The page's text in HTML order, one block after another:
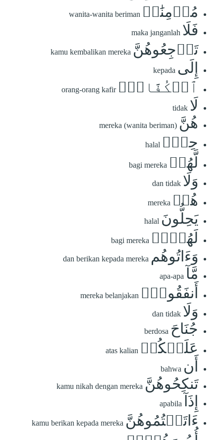
مُؤۡمِنَٰتٖ wanita-wanita beriman
فَلَا maka janganlah
تَرۡجِعُوهُنَّ kamu kembalikan mereka
إِلَى kepada
ٱلۡكُفَّارِۖ orang-orang kafir
لَا tidak
هُنَّ mereka (wanita beriman)
حِلّٞ halal
لَّهُمۡ bagi mereka
وَلَا dan tidak
هُمۡ mereka
يَحِلُّونَ halal
لَهُنَّۖ bagi mereka
وَءَاتُوهُم dan berikan kepada mereka
مَّآ apa-apa
أَنفَقُواْۚ mereka belanjakan
وَلَا dan tidak
جُنَاحَ berdosa
عَلَيۡكُمۡ atas kalian
أَن bahwa
تَنكِحُوهُنَّ kamu nikah dengan mereka
إِذَآ apabila
ءَاتَيۡتُمُوهُنَّ kamu berikan kepada mereka